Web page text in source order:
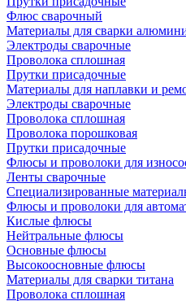
Флюс сварочный
Материалы для сварки
Электроды сварочные
Проволока сплошная
Прутки присадочные
Материалы для наплавки и
Электроды сварочные
Проволока сплошная
Проволока порошковая
Прутки присадочные
Флюсы и проволоки для
Ленты сварочные
Специализированные
Флюсы и проволоки для
Кислые флюсы
Нейтральные флюсы
Основные флюсы
Высокоосновные флюсы
Материалы для сварки титана
Проволока сплошная